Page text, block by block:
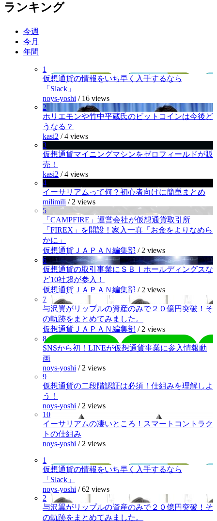
ランキング
今週
今月
年間
1
仮想通貨の情報をいち早く入手するなら
「Slack」
noys-yoshi / 16 views
2
ホリエモンや竹中平蔵氏のビットコインは今後ど
うなる？
kasi2 /4 views
3
仮想通貨マイニングマシンをゼロフィールドが販
売！
kasi2 /4 views
4
イーサリアムって何？初心者向けに簡単まとめ
milimili / 2 views
5
「CAMPFIRE」運営会社が仮想通貨取引所
「FIREX」を開設！家入一真「お金をよりなめら
かに」
仮想通貨ＪＡＰＡＮ編集部 / 2 views
6
仮想通貨の取引事業にＳＢＩホールディングスな
ど10社超が参入！
仮想通貨ＪＡＰＡＮ編集部 / 2 views
7
与沢翼がリップルの資産のみで２０億円突破！そ
の軌跡をまとめてみました。
仮想通貨ＪＡＰＡＮ編集部 / 2 views
8
SNSから初！LINEが仮想通貨事業に参入情報動
画
noys-yoshi / 2 views
9
仮想通貨の二段階認証は必須！仕組みを理解しよ
う！
noys-yoshi / 2 views
10
イーサリアムの凄いところ！スマートコントラク
トの仕組み
noys-yoshi / 2 views
1
仮想通貨の情報をいち早く入手するなら
「Slack」
noys-yoshi /62 views
2
与沢翼がリップルの資産のみで２０億円突破！そ
の軌跡をまとめてみました。